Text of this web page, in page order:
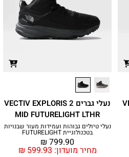
נעלי גברים VECTIV EXPLORIS 2
MID FUTURELIGHT LTHR
נעלי טיולים גבוהות ועמידות מעור שבנויות
בטכנולוגיית FUTURELIGHT
מחיר מועדון: ₪ 599.93
₪ 799.90